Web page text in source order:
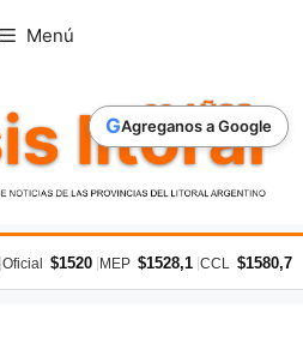
GAgreganos a Google
Menú
Oficial $1520 MEP $1528,1 CCL $1580,7